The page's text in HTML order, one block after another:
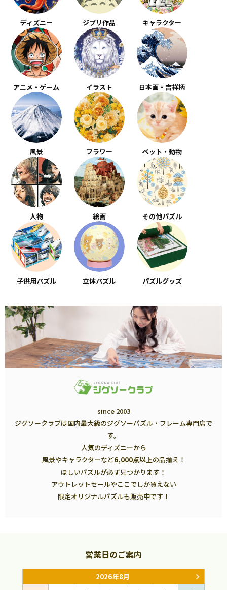
ディズニー ジブリ作品 キャラクター
アニメ・ゲーム イラスト 日本画・吉祥柄
風景 フラワー ペット・動物
人物 絵画 その他パズル
子供用パズル 立体パズル パズルグッズ
since 2003
ジグソークラブは国内最大級のジグソーパズル・フレーム専門店で
す。
人気のディズニーから
風景やキャラクターなど6,000点以上の品揃え！
ほしいパズルが必ず見つかります！
アウトレットセールやここでしか買えない
限定オリジナルパズルも販売中です！
営業日のご案内
2026年8月